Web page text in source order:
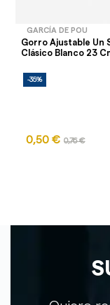
GARCÍA DE POU
Gorro Ajustable Un
Clásico Blanco 23
-35%
0,50 € 0,76 €